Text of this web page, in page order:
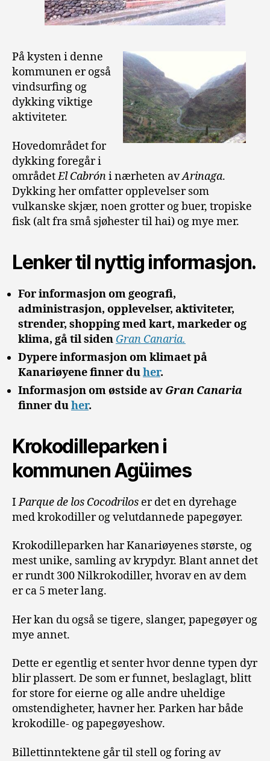
På kysten i denne
kommunen er også
vindsurfing og
dykking viktige
aktiviteter.
Hovedområdet for
dykking foregår i
områdetEl Cabróni nærheten avArinaga.
Dykking her omfatter opplevelser som
vulkanske skjær, noen grotter og buer, tropiske
fisk (alt fra små sjøhester til hai) og mye mer.
Lenker til nyttig informasjon.
For informasjon om geografi,
administrasjon, opplevelser, aktiviteter,
strender, shopping med kart, markeder og
klima, gå til siden Gran Canaria.
Dypere informasjon om klimaet på
Kanariøyene finner duher.
Informasjon om østside av Gran Canaria
finner duher.
Krokodilleparken i
kommunen Agüimes
IParque de los Cocodrilos er det en dyrehage
med krokodiller og velutdannede papegøyer.
Krokodilleparken har Kanariøyenes største, og
mest unike, samling av krypdyr. Blant annet det
er rundt 300 Nilkrokodiller, hvorav en av dem
er ca 5 meter lang.
Her kan du også se tigere, slanger, papegøyer og
mye annet.
Dette er egentlig et senter hvor denne typen dyr
blir plassert. De som er funnet, beslaglagt, blitt
for store for eierne og alle andre uheldige
omstendigheter, havner her. Parken har både
krokodille- og papegøyeshow.
Billettinntektene går til stell og foring av